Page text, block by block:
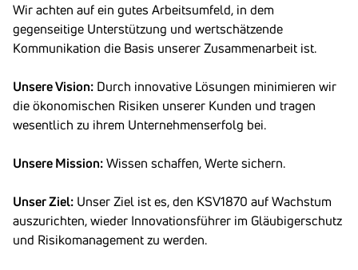
Wir achten auf ein gutes Arbeitsumfeld, in dem
gegenseitige Unterstützung und wertschätzende
Kommunikation die Basis unserer Zusammenarbeit ist.
Unsere Vision: Durch innovative Lösungen minimieren wir
die ökonomischen Risiken unserer Kunden und tragen
wesentlich zu ihrem Unternehmenserfolg bei.
Unsere Mission: Wissen schaffen, Werte sichern.
Unser Ziel: Unser Ziel ist es, den KSV1870 auf Wachstum
auszurichten, wieder Innovationsführer im Gläubigerschutz
und Risikomanagement zu werden.